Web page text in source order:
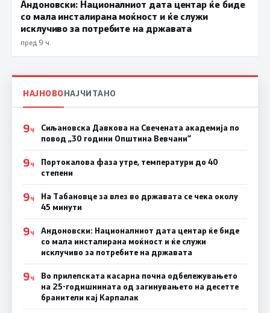
Андоновски: Националниот дата центар ќе биде
со мала инсталирана моќност и ќе служи
исклучиво за потребите на државата
пред 9 ч.
НАЈНОВОНАЈЧИТАНО
9Ч
Сиљановска Давкова на Свечената академија по
повод „30 години Општина Вевчани“
9Ч
Портокалова фаза утре, температури до 40
степени
9Ч
На Табановце за влез во државата се чека околу
45 минути
9Ч
Андоновски: Националниот дата центар ќе биде
со мала инсталирана моќност и ќе служи
исклучиво за потребите на државата
9Ч
Во прилепската касарна почна одбележувањето
на 25-годишнината од загинувањето на десетте
бранители кај Карпалак